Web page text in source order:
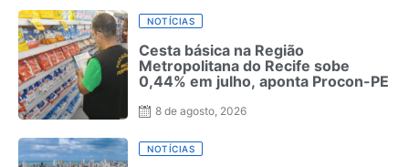
NOTÍCIAS
Cesta básica na Região
Metropolitana do Recife sobe
0,44% em julho, aponta Procon-PE
8 de agosto, 2026
NOTÍCIAS